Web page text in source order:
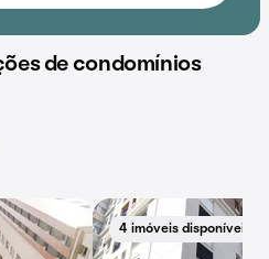
de condomínios
4 imóveis disponíveis